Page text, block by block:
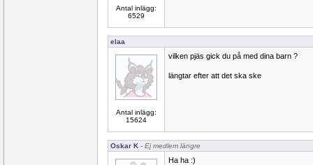
Antal inlägg:
6529
elaa
Antal inlägg:
15624
vilken pjäs gick du på med dina barn ?
längtar efter att det ska ske
Oskar K - Ej medlem längre
Ha ha :)